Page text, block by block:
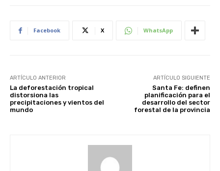
Facebook X WhatsApp
ARTÍCULO ANTERIOR
La deforestación tropical
distorsiona las
precipitaciones y vientos del
mundo
ARTÍCULO SIGUIENTE
Santa Fe: definen
planificación para el
desarrollo del sector
forestal de la provincia